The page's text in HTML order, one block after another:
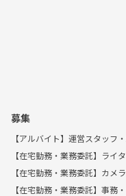
募集
【アルバイト】運営スタッフ
【在宅勤務・業務委託】ライ
【在宅勤務・業務委託】カメ
【在宅勤務・業務委託】事務